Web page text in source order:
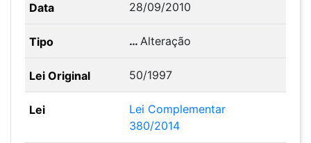
28/09/2010
…Alteração
50/1997
Lei Complementar
380/2014